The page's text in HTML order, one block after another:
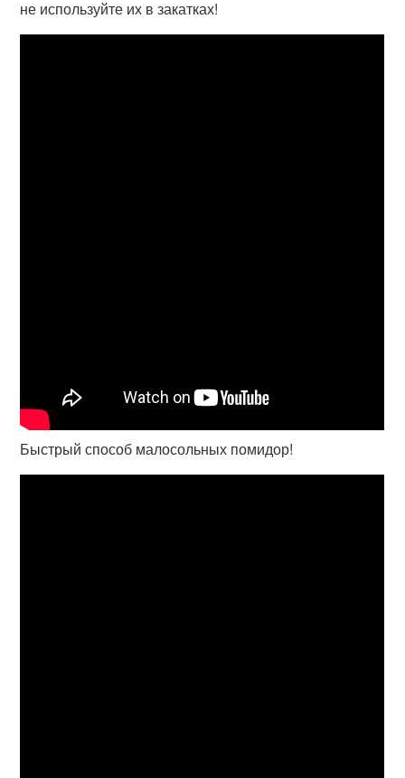
не используйте их в закатках!
Быстрый способ малосольных помидор!